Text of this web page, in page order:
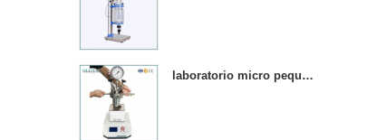
laboratorio micro pequeño 1000 ml reactor de presión de acero inoxidable reactor